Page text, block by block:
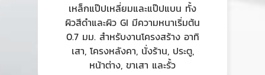
เหล็กแป๊ปเหลี่ยมและแป๊ปแบน ทั้ง
ผิวสีดำและผิว GI มีความหนาเริ่มต้น
0.7 มม. สำหรับงานโครงสร้าง อาทิ
เสา, โครงหลังคา, นั่งร้าน, ประตู,
หน้าต่าง, ขาเสา และรั้ว